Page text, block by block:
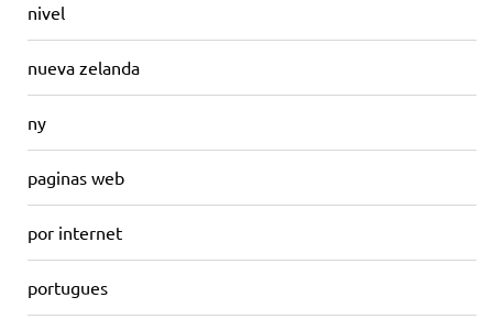
nivel
nueva zelanda
ny
paginas web
por internet
portugues